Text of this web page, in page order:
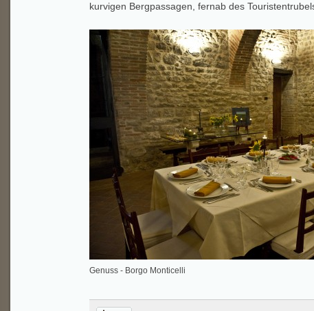
kurvigen Bergpassagen, fernab des
Genuss - Borgo Monticelli